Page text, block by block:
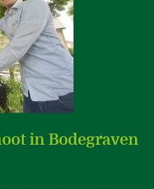
in Bodegraven